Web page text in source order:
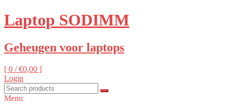
Laptop SODIMM
Geheugen voor laptops
[ 0 /€0,00 ]
Login
Menu